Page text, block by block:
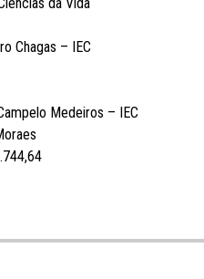
Chagas – IEC
Medeiros – IEC